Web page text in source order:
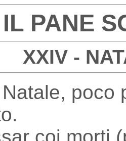
IL PANE
XXIV -
poco